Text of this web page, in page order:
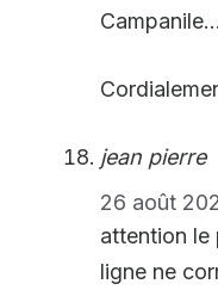
jean pierre
26 août
attention le
ligne ne